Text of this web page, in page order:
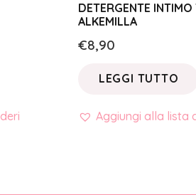
DETERGENTE INTIMO
ALKEMILLA
€8,90
LEGGI TUTTO
Aggiungi alla lista